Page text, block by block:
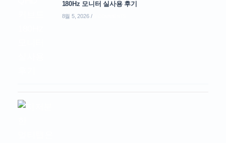
180Hz 모니터 실사용 후기
8월 5, 2026 /